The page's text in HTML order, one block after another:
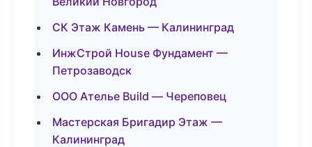
СК Этаж Камень — Калининград
ИнжСтрой House Фундамент —
Петрозаводск
ООО Ателье Build — Череповец
Мастерская Бригадир Этаж —
Калининград